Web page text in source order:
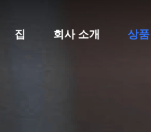
집 회사 소개 상품